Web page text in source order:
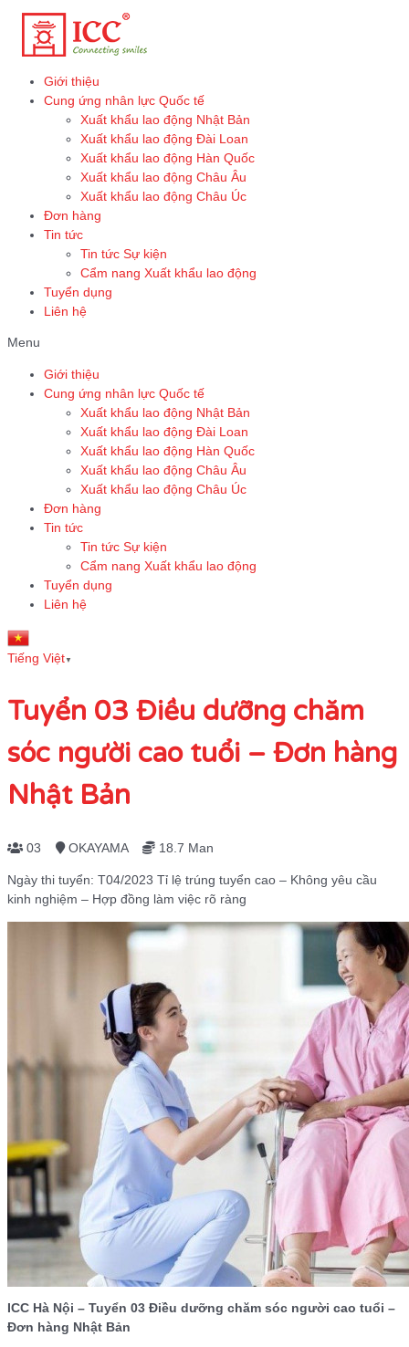
Skip
content
Giới thiệu
Cung ứng nhân lực Quốc tế
Xuất khẩu lao động Nhật Bản
Xuất khẩu lao động Đài Loan
Xuất khẩu lao động Hàn Quốc
Xuất khẩu lao động Châu Âu
Xuất khẩu lao động Châu Úc
Đơn hàng
Tin tức
Tin tức Sự kiện
Cẩm nang Xuất khẩu lao động
Tuyển dụng
Liên hệ
Menu
Giới thiệu
Cung ứng nhân lực Quốc tế
Xuất khẩu lao động Nhật Bản
Xuất khẩu lao động Đài Loan
Xuất khẩu lao động Hàn Quốc
Xuất khẩu lao động Châu Âu
Xuất khẩu lao động Châu Úc
Đơn hàng
Tin tức
Tin tức Sự kiện
Cẩm nang Xuất khẩu lao động
Tuyển dụng
Liên hệ
Tiếng Việt ▼
Tuyển 03 Điều dưỡng chăm
sóc người cao tuổi – Đơn hàng
Nhật Bản
03 OKAYAMA 18.7 Man
Ngày thi tuyển: T04/2023 Tỉ lệ trúng tuyển cao – Không yêu cầu
kinh nghiệm – Hợp đồng làm việc rõ ràng
ICC Hà Nội – Tuyển 03 Điều dưỡng chăm sóc người cao tuổi –
Đơn hàng Nhật Bản